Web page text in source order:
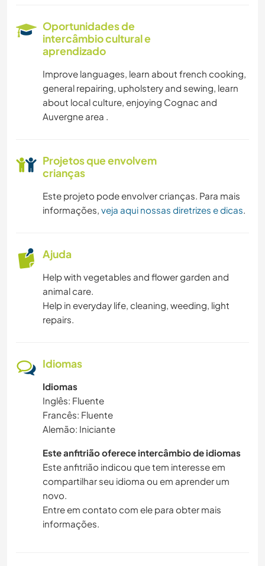
FAÇA VOCÊ MESMO
Oportunidades de
intercâmbio cultural e
aprendizado
Improve languages, learn about french cooking,
general repairing, upholstery and sewing, learn
about local culture, enjoying Cognac and
Auvergne area .
Projetos que envolvem
crianças
Este projeto pode envolver crianças. Para mais
informações, veja aqui nossas diretrizes e dicas.
Ajuda
Help with vegetables and flower garden and
animal care.
Help in everyday life, cleaning, weeding, light
repairs.
Idiomas
Idiomas
Inglês: Fluente
Francês: Fluente
Alemão: Iniciante
Este anfitrião oferece intercâmbio de idiomas
Este anfitrião indicou que tem interesse em
compartilhar seu idioma ou em aprender um
novo.
Entre em contato com ele para obter mais
informações.